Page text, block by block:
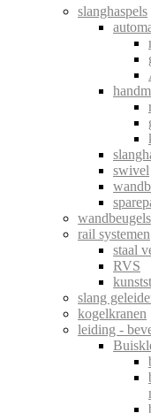
slanghaspels
swivel
wandbeugels
rail systemen
staal
RVS
slang
kogelkranen
leiding -